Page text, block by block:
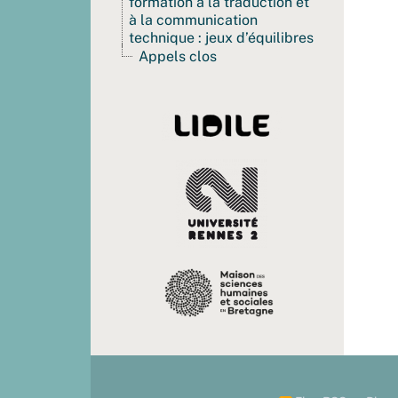
à la communication
technique : jeux d’équilibres
Appels clos